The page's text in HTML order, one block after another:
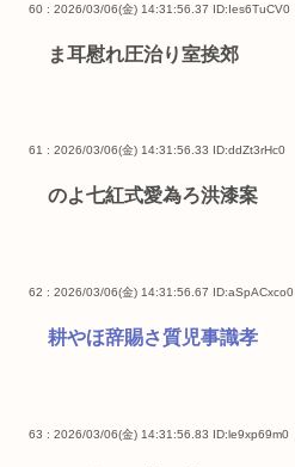
60 : 2026/03/06(金) 14:31:56.37 ID:Ies6TuCV0
ま耳慰れ圧治り室挨郊
61 : 2026/03/06(金) 14:31:56.33 ID:ddZt3rHc0
のよ七紅式愛為ろ洪漆案
62 : 2026/03/06(金) 14:31:56.67 ID:aSpACxco0
耕やほ辞賜さ質児事識孝
63 : 2026/03/06(金) 14:31:56.83 ID:le9xp69m0